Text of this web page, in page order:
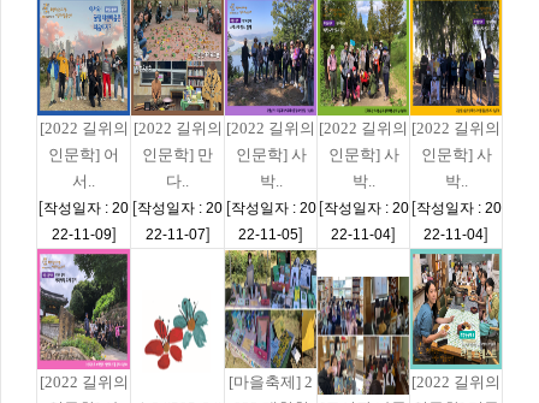
[2022 길위의
인문학] 어
서..
[작성일자 : 20
22-11-09]
[2022 길위의
인문학] 만
다..
[작성일자 : 20
22-11-07]
[2022 길위의
인문학] 사
박..
[작성일자 : 20
22-11-05]
[2022 길위의
인문학] 사
박..
[작성일자 : 20
22-11-04]
[2022 길위의
인문학] 사
박..
[작성일자 : 20
22-11-04]
[2022 길위의
[마을축제] 2
[2022 길위의